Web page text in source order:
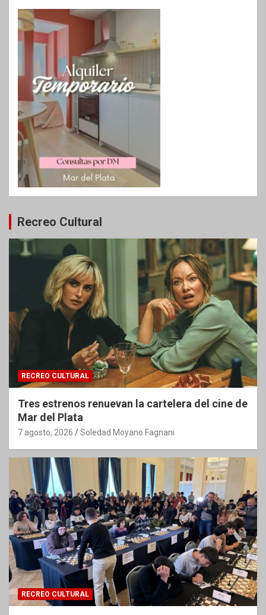
Recreo Cultural
RECREO CULTURAL
Tres estrenos renuevan la cartelera del cine de
Mar del Plata
7 agosto, 2026 Soledad Moyano Fagnani
RECREO CULTURAL